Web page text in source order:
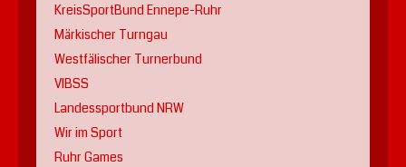
KreisSportBund Ennepe-Ruhr
Märkischer Turngau
Westfälischer Turnerbund
VIBSS
Landessportbund NRW
Wir im Sport
Ruhr Games